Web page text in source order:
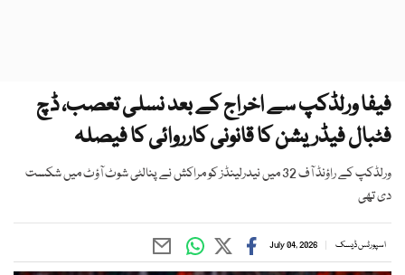
فیفا ورلڈکپ سے اخراج کے بعد نسلی تعصب، ڈچ
فٹبال فیڈریشن کا قانونی کارروائی کا فیصلہ
ورلڈکپ کے راؤنڈ آف 32 میں نیدرلینڈز کو مراکش نے پنالٹی شوٹ آؤٹ میں شکست
دی تھی
اسپورٹس ڈیسک July 04, 2026